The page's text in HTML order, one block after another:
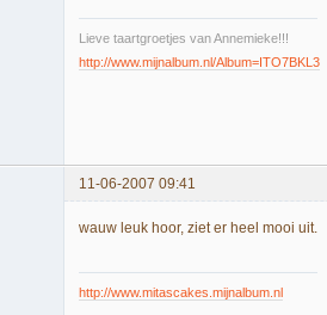
Lieve taartgroetjes van Annemieke!!!
http://www.mijnalbum.nl/Album=ITO7BKL3
11-06-2007 09:41
wauw leuk hoor, ziet er heel mooi uit.
http://www.mitascakes.mijnalbum.nl